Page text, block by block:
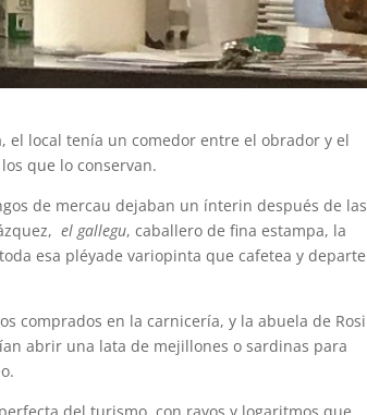
el local tenía un comedor entre el obrador y el
que lo conservan.
de mercau dejaban un ínterin después de las
el gallegu, caballero de fina estampa, la
esa pléyade variopinta que cafetea y departe
comprados en la carnicería, y la abuela de Rosi
abrir una lata de mejillones o sardinas para